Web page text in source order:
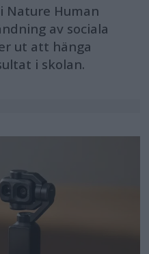
Nature Human
av sociala
ut att hänga
i skolan.